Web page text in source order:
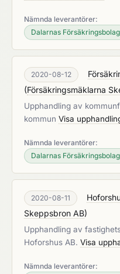
Nämnda leverantörer:
Dalarnas Försäkringsbolag
2020-08-12
(Försäkringsmäklarna
Upphandling av
kommun Visa
Nämnda leverantörer:
Dalarnas Försäkringsbolag
2020-08-11
Skeppsbron AB)
Upphandling av
Hoforshus AB. Visa
Nämnda leverantörer: